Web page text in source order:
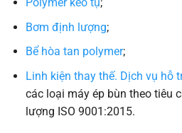
Bơm định lượng;
Bể hòa tan polymer;
Linh kiện thay thế. Dịch vụ hỗ
các loại máy ép bùn theo tiêu
lượng ISO 9001:2015.